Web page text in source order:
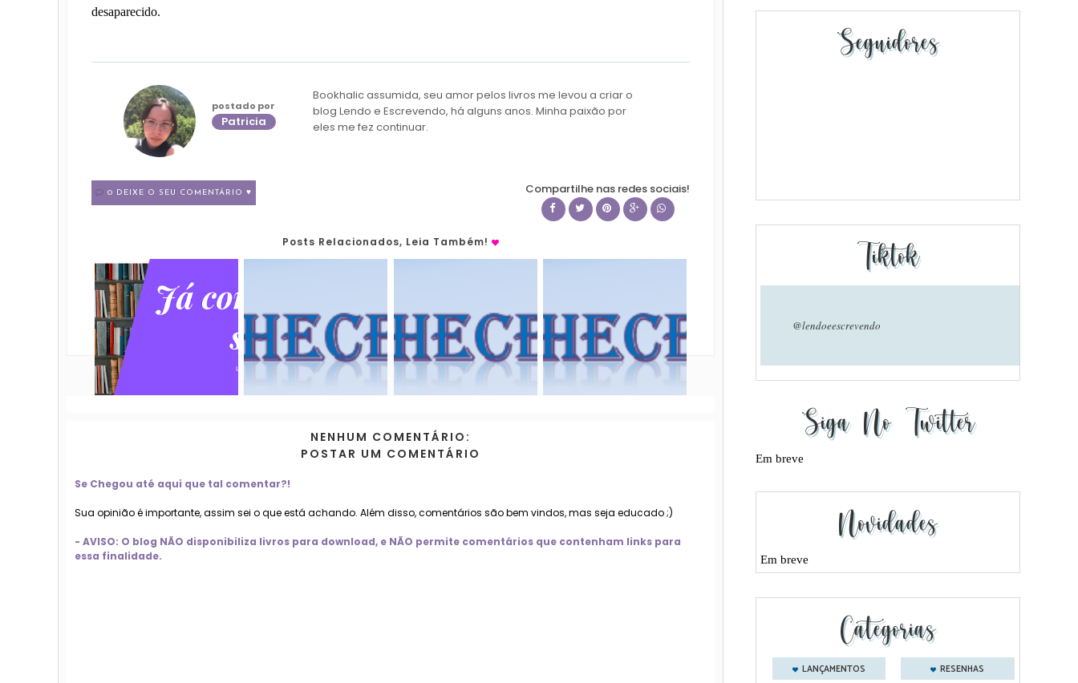
desaparecido.
postado por
Patricia
Bookhalic assumida, seu amor pelos livros me levou a criar o
blog Lendo e Escrevendo, há alguns anos. Minha paixão por
eles me fez continuar.
0 DEIXE O SEU COMENTÁRIO ♥ Compartilhe nas redes sociais!
Posts Relacionados, Leia Também!
NENHUM COMENTÁRIO:
POSTAR UM COMENTÁRIO
Se Chegou até aqui que tal comentar?!
Sua opinião é importante, assim sei o que está achando. Além disso, comentários são bem vindos, mas seja educado ;)
- AVISO: O blog NÃO disponibiliza livros para download, e NÃO permite comentários que contenham links para
essa finalidade.
Seguidores
Tiktok
@lendoeescrevendo
Siga No Twitter
Em breve
Novidades
Em breve
Categorias
LANÇAMENTOS RESENHAS